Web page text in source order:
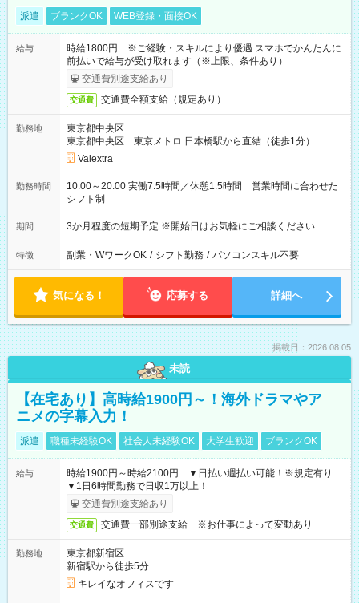
派遣 ブランクOK WEB登録・面接OK
給与
時給1800円 ※ご経験・スキルにより優遇 スマホでかんたんに
前払いで給与が受け取れます（※上限、条件あり）
交通費別途支給あり
交通費 交通費全額支給（規定あり）
勤務地
東京都中央区
東京都中央区 東京メトロ 日本橋駅から直結（徒歩1分）
Valextra
勤務時間
10:00～20:00 実働7.5時間／休憩1.5時間 営業時間に合わせた
シフト制
期間 3か月程度の短期予定 ※開始日はお気軽にご相談ください
特徴 副業・WワークOK / シフト勤務 / パソコンスキル不要
気になる！ 応募する 詳細へ
掲載日：2026.08.05
未読
【在宅あり】高時給1900円～！海外ドラマやア
ニメの字幕入力！
派遣 職種未経験OK 社会人未経験OK 大学生歓迎 ブランクOK
給与
時給1900円～時給2100円 ▼日払い週払い可能！※規定有り
▼1日6時間勤務で日収1万以上！
交通費別途支給あり
交通費 交通費一部別途支給 ※お仕事によって変動あり
勤務地
東京都新宿区
新宿駅から徒歩5分
キレイなオフィスです